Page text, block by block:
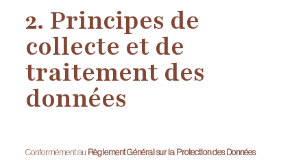
2. Principes de
collecte et de
traitement des
données
Conformément au Règlement Général sur la Protection des Données